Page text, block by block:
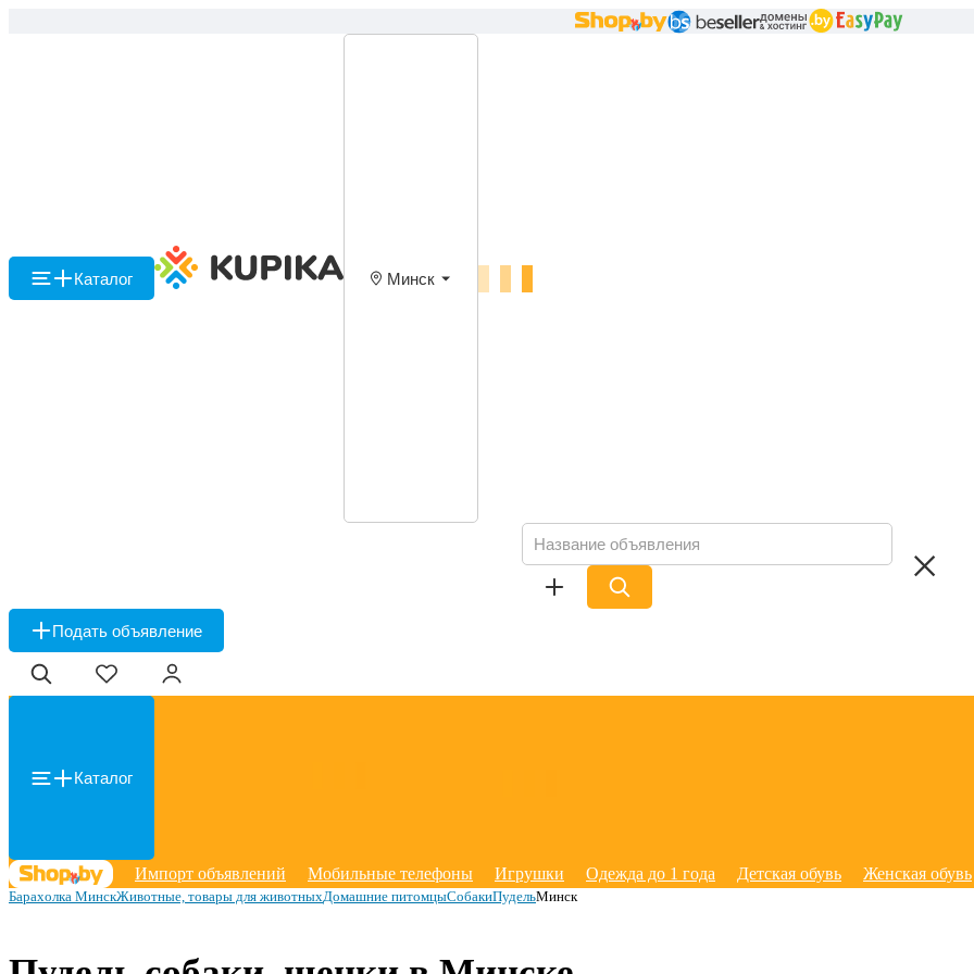
Каталог Минск
Подать объявление
Каталог
Импорт объявлений Мобильные телефоны Игрушки Одежда до 1 года Детская обувь Женская обувь
Барахолка МинскЖивотные, товары для животныхДомашние питомцыСобакиПудельМинск